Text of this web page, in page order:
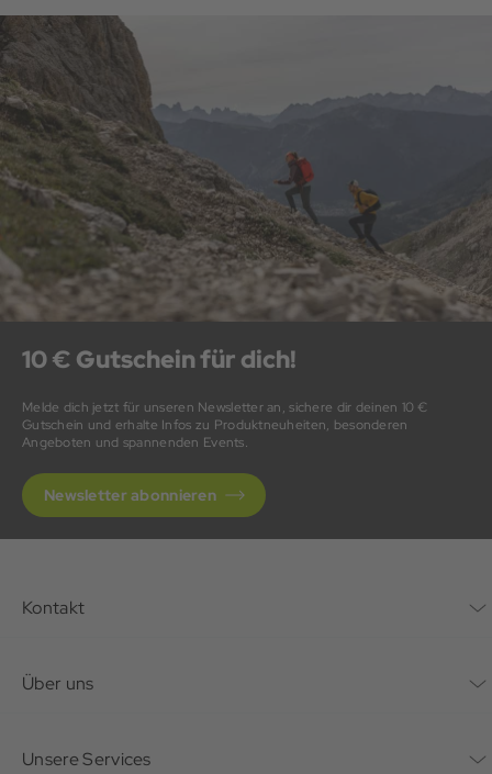
10 € Gutschein für dich!
Melde dich jetzt für unseren Newsletter an, sichere dir deinen 10 €
Gutschein und erhalte Infos zu Produktneuheiten, besonderen
Angeboten und spannenden Events.
Newsletter abonnieren
Kontakt
Über uns
Unsere Services